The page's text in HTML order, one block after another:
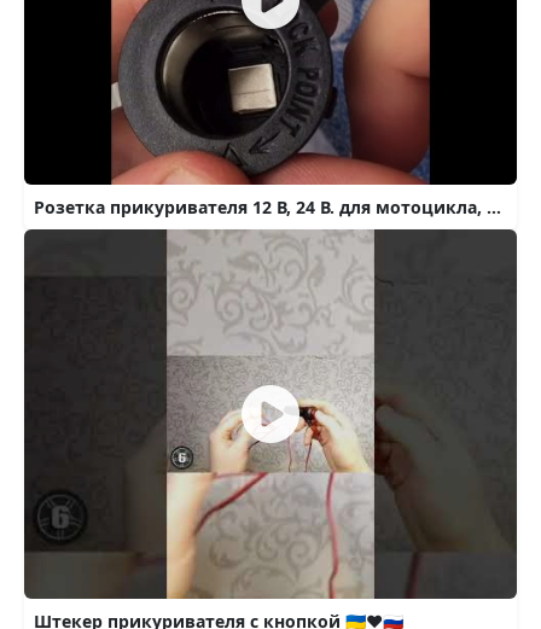
Розетка прикуривателя 12 В, 24 В. для мотоцикла, автомобиля, трактора, водонепроницаемая. Проверка.
Штекер прикуривателя с кнопкой 🇺🇦❤🇷🇺